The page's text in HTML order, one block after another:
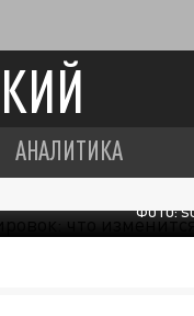
АНАЛИТИКА
ФОТО: